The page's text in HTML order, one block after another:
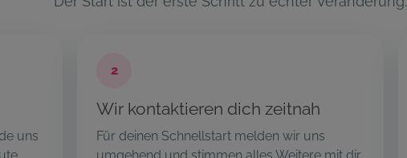
uns
2
Wir kontaktieren dich zeitnah
Für deinen Schnellstart melden wir uns